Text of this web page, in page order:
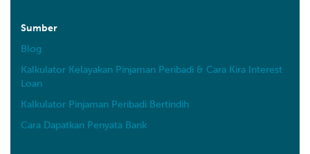
Sumber
Blog
Kalkulator Kelayakan Pinjaman Peribadi & Cara Kira Interest
Loan
Kalkulator Pinjaman Peribadi Bertindih
Cara Dapatkan Penyata Bank